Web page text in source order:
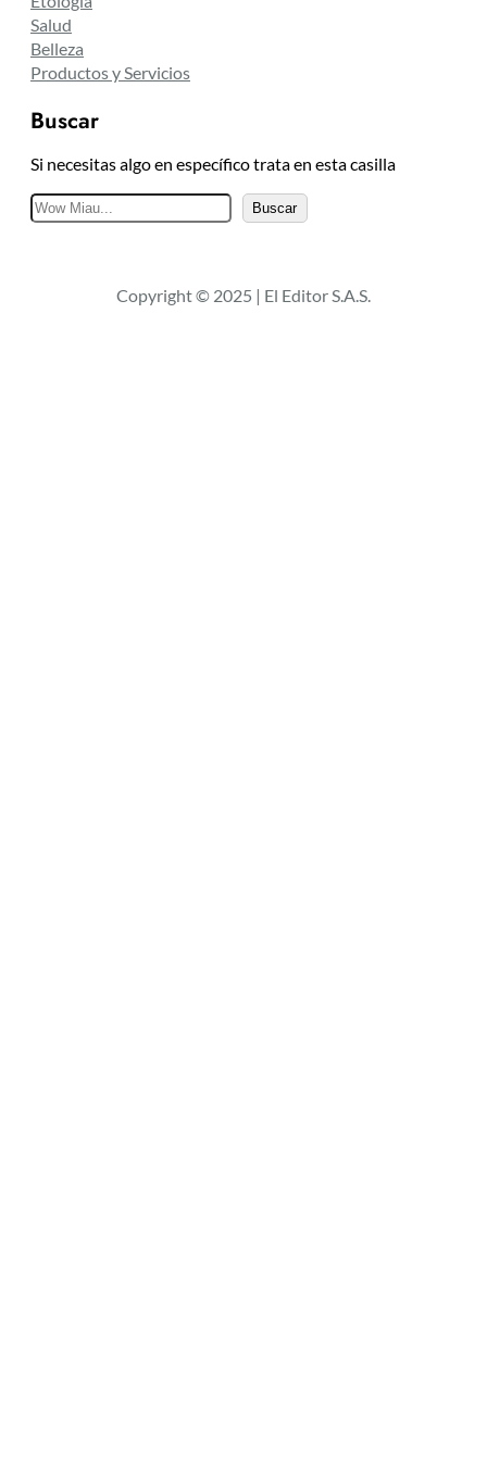
Salud
Belleza
Productos y Servicios
Buscar
Si necesitas algo en específico trata en esta casilla
B
u
a
Buscar
Copyright © 2025 | El Editor S.A.S.